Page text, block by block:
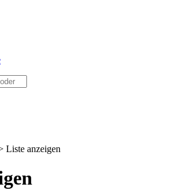
Liste anzeigen